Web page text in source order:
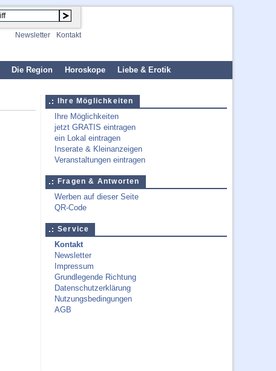
Newsletter Kontakt
Die Region Horoskope Liebe & Erotik
Ihre Möglichkeiten
Ihre Möglichkeiten
jetzt GRATIS eintragen
ein Lokal eintragen
Inserate & Kleinanzeigen
Veranstaltungen eintragen
Fragen & Antworten
Werben auf dieser Seite
QR-Code
Service
Kontakt
Newsletter
Impressum
Grundlegende Richtung
Datenschutzerklärung
Nutzungsbedingungen
AGB